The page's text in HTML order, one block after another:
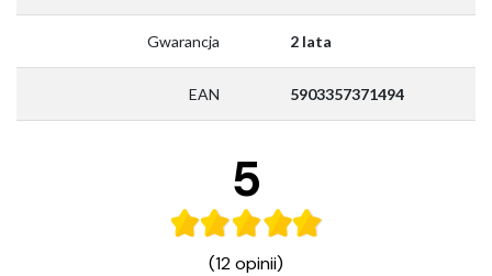
Gwarancja 2 lata
EAN 5903357371494
5
(12 opinii)